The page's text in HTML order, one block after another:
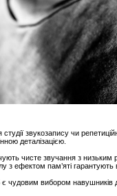
звукозапису чи
деталізацією.
чисте звучання з низьким
з ефектом пам’яті
є чудовим вибором навушників